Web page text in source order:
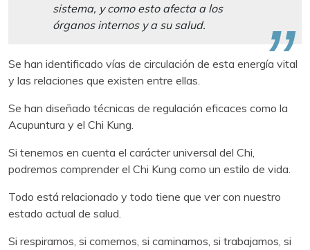
sistema, y como esto afecta a los
órganos internos y a su salud.
Se han identificado vías de circulación de esta energía vital
y las relaciones que existen entre ellas.
Se han diseñado técnicas de regulación eficaces como la
Acupuntura y el Chi Kung.
Si tenemos en cuenta el carácter universal del Chi,
podremos comprender el Chi Kung como un estilo de vida.
Todo está relacionado y todo tiene que ver con nuestro
estado actual de salud.
Si respiramos, si comemos, si caminamos, si trabajamos, si